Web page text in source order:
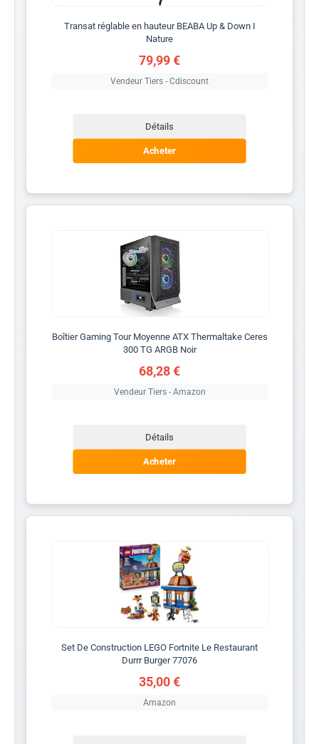
Transat réglable en hauteur BEABA Up & Down I
Nature
79,99 €
Vendeur Tiers - Cdiscount
Détails
Acheter
Boîtier Gaming Tour Moyenne ATX Thermaltake Ceres
300 TG ARGB Noir
68,28 €
Vendeur Tiers - Amazon
Détails
Acheter
Set De Construction LEGO Fortnite Le Restaurant
Durrr Burger 77076
35,00 €
Amazon